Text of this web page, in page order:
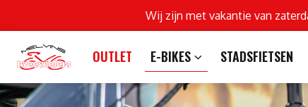
Wij zijn met vakantie van
OUTLET E-BIKES STADSFIETSEN